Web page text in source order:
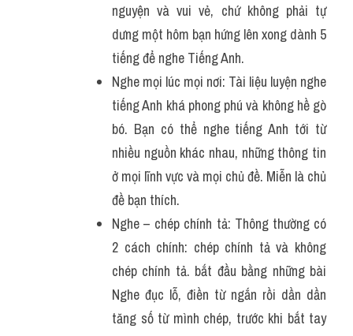
nguyện và vui vẻ, chứ không phải tự
dưng một hôm bạn hứng lên xong dành 5
tiếng để nghe Tiếng Anh.
Nghe mọi lúc mọi nơi: Tài liệu luyện nghe
tiếng Anh khá phong phú và không hề gò
bó. Bạn có thể nghe tiếng Anh tới từ
nhiều nguồn khác nhau, những thông tin
ở mọi lĩnh vực và mọi chủ đề. Miễn là chủ
đề bạn thích.
Nghe – chép chính tả: Thông thường có
2 cách chính: chép chính tả và không
chép chính tả. bắt đầu bằng những bài
Nghe đục lỗ, điền từ ngắn rồi dần dần
tăng số từ mình chép, trước khi bắt tay